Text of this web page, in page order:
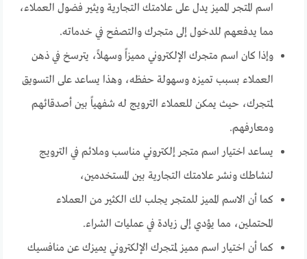
اسم المتجر المميز يدل على علامتك التجارية ويثير فضول العملاء،
مما يدفعهم للدخول إلى متجرك والتصفح في خدماته.
وإذا كان اسم متجرك الإلكتروني مميزاً وسهلاً، يترسخ في ذهن
العملاء بسبب تميزه وسهولة حفظه، وهذا يساعد على التسويق
لمتجرك، حيث يمكن للعملاء الترويج له شفهياً بين أصدقائهم
ومعارفهم.
يساعد اختيار اسم متجر إلكتروني مناسب وملائم في الترويج
لنشاطك ونشر علامتك التجارية بين المستخدمين،
كما أن الاسم المميز للمتجر يجلب لك الكثير من العملاء
المحتملين، مما يؤدي إلى زيادة في عمليات الشراء.
كما أن اختيار اسم مميز لمتجرك الإلكتروني يميزك عن منافسيك